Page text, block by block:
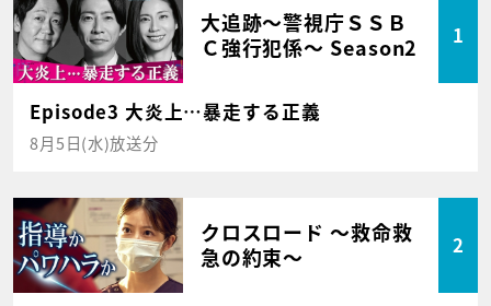
大追跡～警視庁ＳＳＢ
Ｃ強行犯係～ Season2
1
Episode3 大炎上…暴走する正義
8月5日(水)放送分
クロスロード ～救命救
急の約束～
2